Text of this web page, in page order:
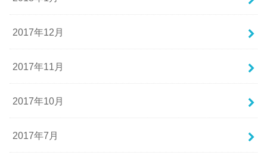
2017年12月
2017年11月
2017年10月
2017年7月